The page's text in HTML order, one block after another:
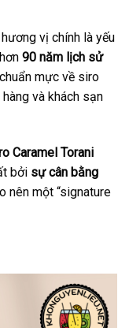
vị chính là yếu
90 năm lịch sử
mực về siro
và khách sạn
Caramel Torani
bởi sự cân bằng
nên một “signature